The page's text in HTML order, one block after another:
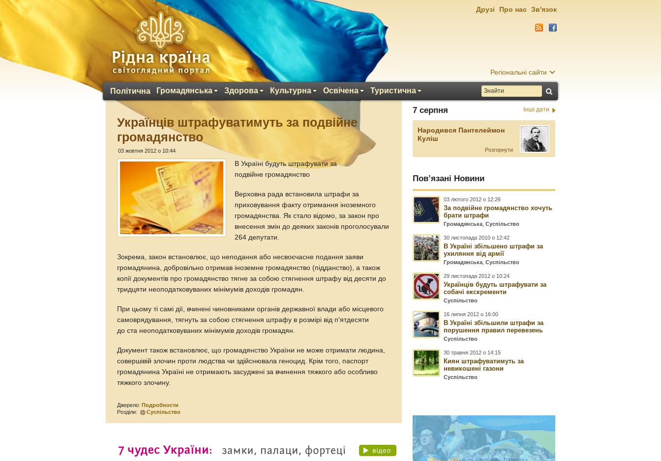
Регіональні сайти
Політична Громадянська Здорова Культурна Освічена Туристична
Друзі Про нас Зв'язок
Українців штрафуватимуть за подвійне
громадянство
03 жовтня 2012 о 10:44
В Україні будуть штрафувати за
подвійне громадянство
Верховна рада встановила штрафи за
приховування факту отримання іноземного
громадянства. Як стало відомо, за закон про
внесення змін до деяких законів проголосували
264 депутати.
Зокрема, закон встановлює, що неподання або несвоєчасне подання заяви
громадянина, добровільно отримав іноземне громадянство (підданство), а також
копії документів про громадянство тягне за собою стягнення штрафу від десяти до
тридцяти неоподатковуваних мінімумів доходів громадян.
При цьому ті самі дії, вчинені чиновниками органів державної влади або місцевого
самоврядування, тягнуть за собою стягнення штрафу в розмірі від п'ятдесяти
до ста неоподатковуваних мінімумів доходів громадян.
Документ також встановлює, що громадянство України не може отримати людина,
совершівій злочин проти людства чи здійснювала геноцид. Крім того, паспорт
громадянина Україні не отримають засуджені за вчинення тяжкого або особливо
тяжкого злочину.
Джерело:Подробности
Розділи:
Суспільство
7 серпня Інші дати
Народився Пантелеймон
Куліш
Розгорнути
Пов’язані Новини
03 лютого 2012 о 12:26
За подвійне громадянство хочуть
брати штрафи
Громадянська ,Суспільство
30 листопада 2010 о 12:42
В Україні збільшено штрафи за
ухиляння від армії
Громадянська ,Суспільство
29 листопада 2012 о 10:24
Українців будуть штрафувати за
собачі екскременти
Суспільство
16 липня 2012 о 16:00
В Україні збільшили штрафи за
порушення правил перевезень
Суспільство
30 травня 2012 о 14:15
Киян штрафуватимуть за
невикошені газони
Суспільство